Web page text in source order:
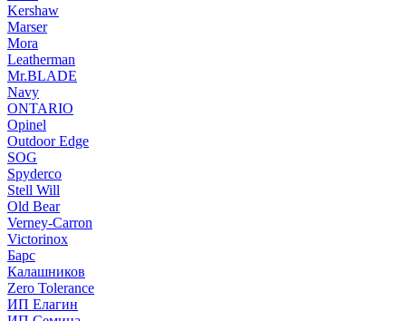
Kershaw
Marser
Mora
Leatherman
Mr.BLADE
Navy
ONTARIO
Opinel
Outdoor Edge
SOG
Spyderco
Stell Will
Old Bear
Verney-Carron
Victorinox
Барс
Калашников
Zero Tolerance
ИП Елагин